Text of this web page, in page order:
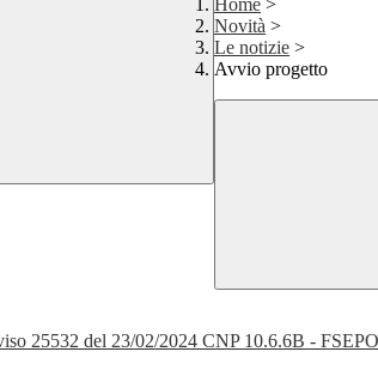
Home >
Novità >
Le notizie >
Avvio progetto
25532 del 23/02/2024 CNP 10.6.6B -